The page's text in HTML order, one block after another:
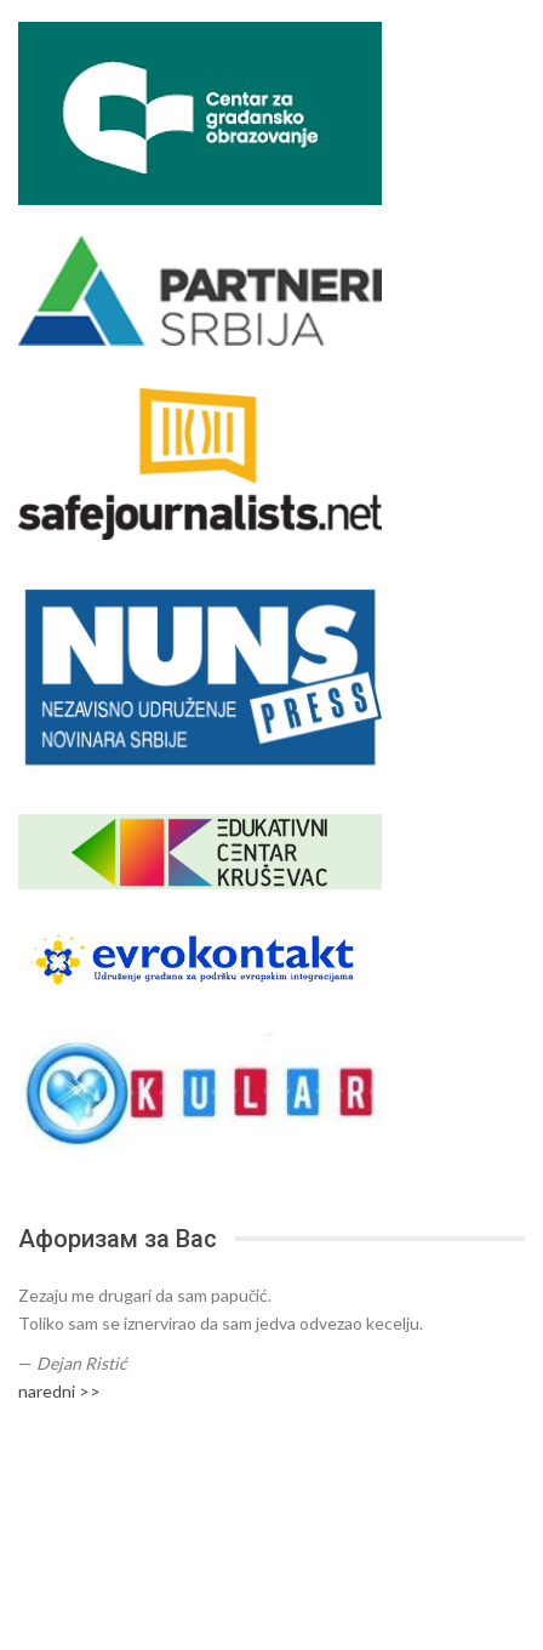
Афоризам за Вас
Zezaju me drugari da sam papučić.
Toliko sam se iznervirao da sam jedva odvezao kecelju.
— Dejan Ristić
naredni >>